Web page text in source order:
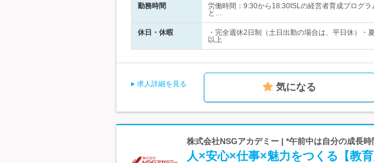
勤務時間
労働時間：9:30から18:30ISLの経営者育成プログ
と…
休日・休暇
・完全週休2日制（土日出勤の場合は、平日休）
以上
求人詳細を見る 気になる
株式会社NSGアカデミー | *午前中は自分の成長
人×安心×仕事×魅力をつくる【教